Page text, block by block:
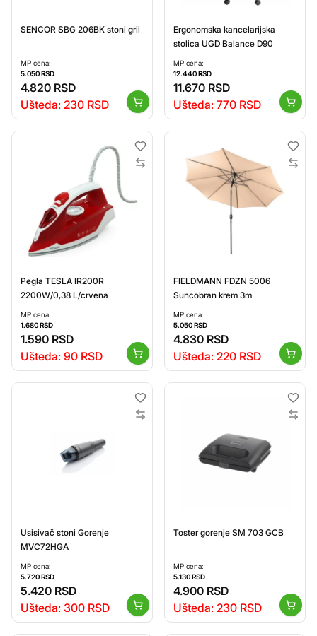
SENCOR SBG 206BK stoni gril
MP cena:
5.050RSD
4.820 RSD
Ušteda: 230 RSD
Ergonomska kancelarijska
stolica UGD Balance D90
MP cena:
12.440RSD
11.670 RSD
Ušteda: 770 RSD
Pegla TESLA IR200R
2200W/0,38 L/crvena
MP cena:
1.680RSD
1.590 RSD
Ušteda: 90 RSD
FIELDMANN FDZN 5006
Suncobran krem 3m
MP cena:
5.050RSD
4.830 RSD
Ušteda: 220 RSD
Usisivač stoni Gorenje
MVC72HGA
MP cena:
5.720RSD
5.420 RSD
Ušteda: 300 RSD
Toster gorenje SM 703 GCB
MP cena:
5.130RSD
4.900 RSD
Ušteda: 230 RSD